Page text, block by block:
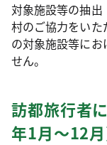
対象施設等の抽
村のご協力をいた
の対象施設等に
せん。
訪都旅行者
年1月～12月